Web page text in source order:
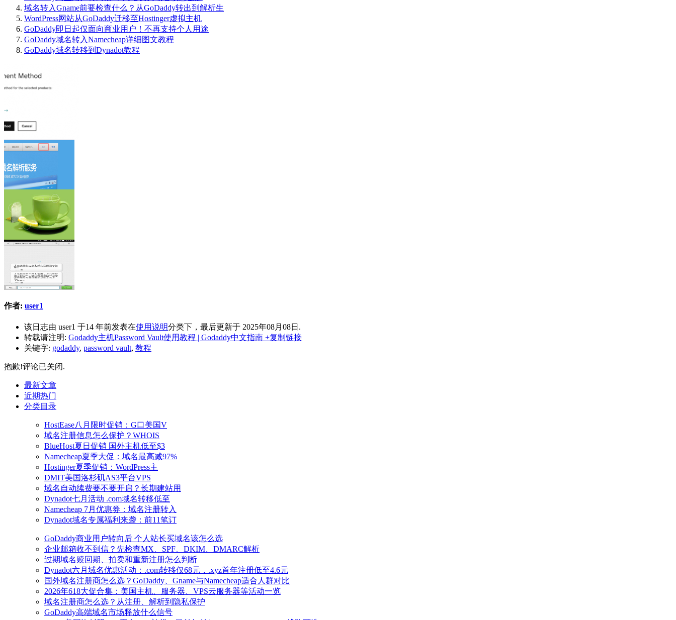
域名转入Gname前要检查什么？从GoDaddy转出到解析生
WordPress网站从GoDaddy迁移至Hostinger虚拟主机
GoDaddy即日起仅面向商业用户！不再支持个人用途
GoDaddy域名转入Namecheap详细图文教程
GoDaddy域名转移到Dynadot教程
作者: user1
该日志由 user1 于14 年前发表在使用说明分类下，最后更新于 2025年08月08日.
转载请注明: Godaddy主机Password Vault使用教程 | Godaddy中文指南 +复制链接
关键字: godaddy, password vault, 教程
抱歉!评论已关闭.
最新文章
近期热门
分类目录
HostEase八月限时促销：G口美国V
域名注册信息怎么保护？WHOIS
BlueHost夏日促销 国外主机低至$3
Namecheap夏季大促：域名最高减97%
Hostinger夏季促销：WordPress主
DMIT美国洛杉矶AS3平台VPS
域名自动续费要不要开启？长期建站用
Dynadot七月活动 .com域名转移低至
Namecheap 7月优惠券：域名注册转入
Dynadot域名专属福利来袭：前11笔订
GoDaddy商业用户转向后 个人站长买域名该怎么选
企业邮箱收不到信？先检查MX、SPF、DKIM、DMARC解析
过期域名赎回期、拍卖和重新注册怎么判断
Dynadot六月域名优惠活动：.com转移仅68元，.xyz首年注册低至4.6元
国外域名注册商怎么选？GoDaddy、Gname与Namecheap适合人群对比
2026年618大促合集：美国主机、服务器、VPS云服务器等活动一览
域名注册商怎么选？从注册、解析到隐私保护
GoDaddy高端域名市场释放什么信号